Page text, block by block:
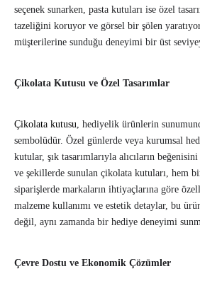
seçenek sunarken, pasta kutuları ise özel
tazeliğini koruyor ve görsel bir şölen
müşterilerine sunduğu deneyimi bir üst
Çikolata Kutusu ve Özel Tasarımlar
Çikolata kutusu, hediyelik ürünlerin
sembolüdür. Özel günlerde veya kurumsal
kutular, şık tasarımlarıyla alıcıların
ve şekillerde sunulan çikolata kutuları, hem
siparişlerde markaların ihtiyaçlarına göre
malzeme kullanımı ve estetik detaylar, bu
değil, aynı zamanda bir hediye deneyimi
Çevre Dostu ve Ekonomik Çözümler